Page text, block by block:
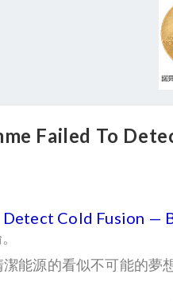
Failed To
Cold Fusion —
能源的看似不可能的夢